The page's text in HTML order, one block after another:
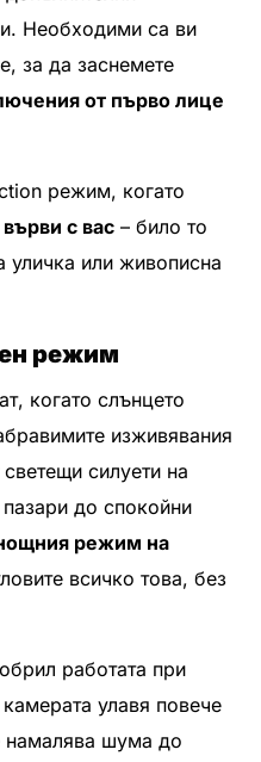
Необходими са ви
за да заснемете
от първо лице
режим, когато
с вас – било то
уличка или живописна
режим
когато слънцето
изживявания
силуети на
до спокойни
режим на
всичко това, без
работата при
улавя повече
намалява шума до